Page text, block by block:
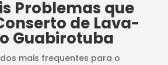
Problemas que
de Lava-
Guabirotuba
mais frequentes para o